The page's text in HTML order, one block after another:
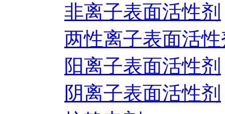
非离子表面活性剂
两性离子表面活
阳离子表面活性剂
阴离子表面活性剂